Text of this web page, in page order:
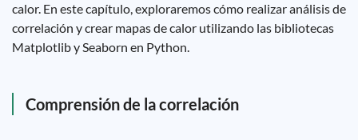
calor. En este capítulo, exploraremos cómo realizar análisis de
correlación y crear mapas de calor utilizando las bibliotecas
Matplotlib y Seaborn en Python.
Comprensión de la correlación